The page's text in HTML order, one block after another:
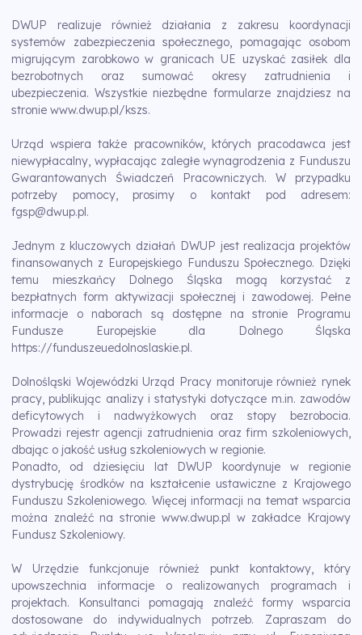
DWUP realizuje również działania z zakresu koordynacji
systemów zabezpieczenia społecznego, pomagając osobom
migrującym zarobkowo w granicach UE uzyskać zasiłek dla
bezrobotnych oraz sumować okresy zatrudnienia i
ubezpieczenia. Wszystkie niezbędne formularze znajdziesz na
stronie www.dwup.pl/kszs.
Urząd wspiera także pracowników, których pracodawca jest
niewypłacalny, wypłacając zaległe wynagrodzenia z Funduszu
Gwarantowanych Świadczeń Pracowniczych. W przypadku
potrzeby pomocy, prosimy o kontakt pod adresem:
fgsp@dwup.pl .
Jednym z kluczowych działań DWUP jest realizacja projektów
finansowanych z Europejskiego Funduszu Społecznego. Dzięki
temu mieszkańcy Dolnego Śląska mogą korzystać z
bezpłatnych form aktywizacji społecznej i zawodowej. Pełne
informacje o naborach są dostępne na stronie Programu
Fundusze Europejskie dla Dolnego Śląska
https://funduszeuedolnoslaskie.pl .
Dolnośląski Wojewódzki Urząd Pracy monitoruje również rynek
pracy, publikując analizy i statystyki dotyczące m.in. zawodów
deficytowych i nadwyżkowych oraz stopy bezrobocia.
Prowadzi rejestr agencji zatrudnienia oraz firm szkoleniowych,
dbając o jakość usług szkoleniowych w regionie.
Ponadto, od dziesięciu lat DWUP koordynuje w regionie
dystrybucję środków na kształcenie ustawiczne z Krajowego
Funduszu Szkoleniowego. Więcej informacji na temat wsparcia
można znaleźć na stronie www.dwup.pl
w zakładce Krajowy
Fundusz Szkoleniowy.
W Urzędzie funkcjonuje również punkt kontaktowy, który
upowszechnia informacje o realizowanych programach i
projektach. Konsultanci pomagają znaleźć formy wsparcia
dostosowane do indywidualnych potrzeb. Zapraszam do